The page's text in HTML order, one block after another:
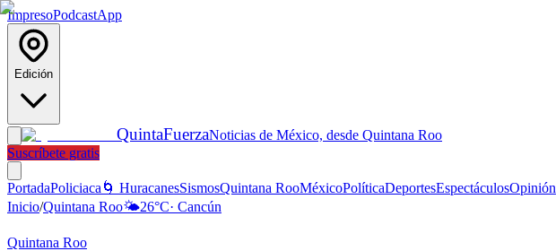
ImpresoPodcastApp
Edición
QuintaFuerzaNoticias de México, desde Quintana Roo
Suscríbete gratis
PortadaPoliciaca 🌀 HuracanesSismosQuintana RooMéxicoPolíticaDeportesEspectáculosOpinión
Inicio/Quintana Roo🌤️26°C· Cancún
Quintana Roo